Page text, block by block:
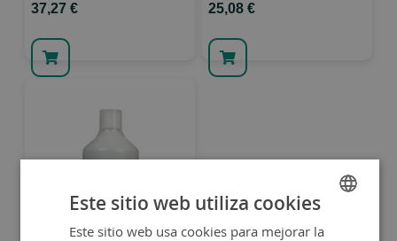
37,27 € 25,08 €
Silancol Plus 1000ml - MCA SPANISH
Este sitio web utiliza cookies
Este sitio web usa cookies para mejorar la